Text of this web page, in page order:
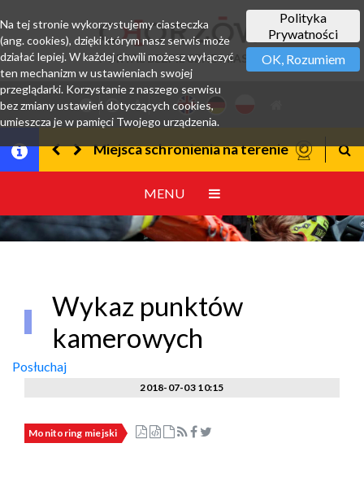
PORTAL BEZPIECZNE MIASTO
Miejsca schronienia na terenie miasta - aplikacja
Bezpieczeństwo w
MENU
Wykaz punktów
kamerowych
Posłuchaj
2018-07-03 10:15
Monitoring miejski
Polityka
Prywatności
OK, Rozumiem
Na tej stronie wykorzystujemy ciasteczka
(ang. cookies), dzięki którym nasz serwis może
działać lepiej. W każdej chwili możesz wyłączyć
ten mechanizm w ustawieniach swojej
przeglądarki. Korzystanie z naszego serwisu
bez zmiany ustawień dotyczących cookies,
umieszcza je w pamięci Twojego urządzenia.